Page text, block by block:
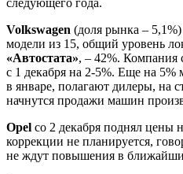
Volkswagen (доля рынка –
модели из 15, общий уровень
«Автостата», – 42%.
с 1 декабря на 2-5%. Еще на
в январе, полагают дилеры, на
начнутся продажи машин
Opel со 2 декабря поднял цены
коррекции не планируется,
не ждут повышения в